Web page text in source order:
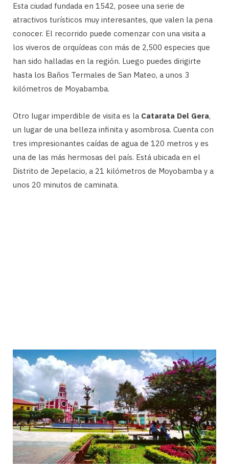
Esta ciudad fundada en 1542, posee una serie de
atractivos turísticos muy interesantes, que valen la pena
conocer. El recorrido puede comenzar con una visita a
los viveros de orquídeas con más de 2,500 especies que
han sido halladas en la región. Luego puedes dirigirte
hasta los Baños Termales de San Mateo, a unos 3
kilómetros de Moyabamba.
Otro lugar imperdible de visita es la Catarata Del Gera,
un lugar de una belleza infinita y asombrosa. Cuenta con
tres impresionantes caídas de agua de 120 metros y es
una de las más hermosas del país. Está ubicada en el
Distrito de Jepelacio, a 21 kilómetros de Moyobamba y a
unos 20 minutos de caminata.